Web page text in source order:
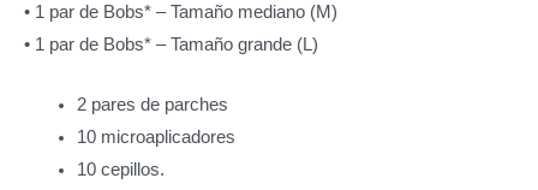
• 1 par de Bobs* – Tamaño mediano (M)
• 1 par de Bobs* – Tamaño grande (L)
2 pares de parches
10 microaplicadores
10 cepillos.